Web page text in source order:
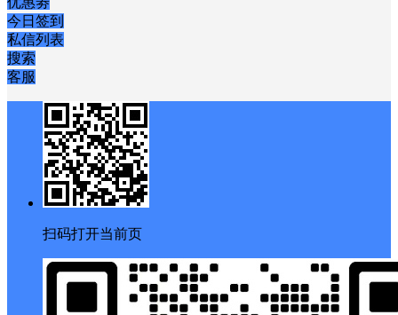
今日签到
私信列表
搜索
客服
扫码打开当前页